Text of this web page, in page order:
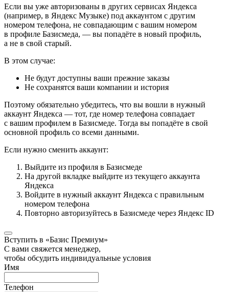
Если вы уже авторизованы в других сервисах Яндекса
(например, в Яндекс Музыке) под аккаунтом с другим
номером телефона, не совпадающим с вашим номером
в профиле Базисмеда, — вы попадёте в новый профиль,
а не в свой старый.
В этом случае:
Не будут доступны ваши прежние заказы
Не сохранятся ваши компании и история
Поэтому обязательно убедитесь, что вы вошли в нужный
аккаунт Яндекса — тот, где номер телефона совпадает
с вашим профилем в Базисмеде. Тогда вы попадёте в свой
основной профиль со всеми данными.
Если нужно сменить аккаунт:
Выйдите из профиля в Базисмеде
На другой вкладке выйдите из текущего аккаунта
Яндекса
Войдите в нужный аккаунт Яндекса с правильным
номером телефона
Повторно авторизуйтесь в Базисмеде через Яндекс ID
Вступить в «Базис Премиум»
С вами свяжется менеджер,
чтобы обсудить индивидуальные условия
Имя
Телефон